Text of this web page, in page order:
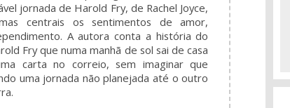
jornada de Harold Fry, de Rachel Joyce,
centrais os sentimentos de amor,
A autora conta a história do
Fry que numa manhã de sol sai de casa
carta no correio, sem imaginar que
uma jornada não planejada até o outro